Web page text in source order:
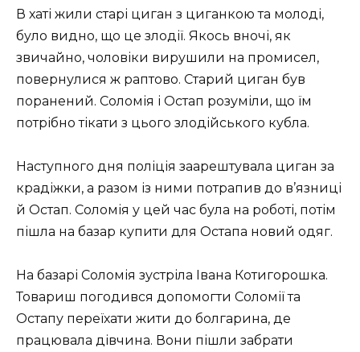
В хаті жили старі циган з циганкою та молоді,
було видно, що це злодії. Якось вночі, як
звичайно, чоловіки вирушили на промисел,
повернулися ж раптово. Старий циган був
поранений. Соломія і Остап розуміли, що їм
потрібно тікати з цього злодійського кубла.
Наступного дня поліція заарештувала циган за
крадіжки, а разом із ними потрапив до в’язниці
й Остап. Соломія у цей час була на роботі, потім
пішла на базар купити для Остапа новий одяг.
На базарі Соломія зустріла Івана Котигорошка.
Товариш погодився допомогти Соломії та
Остапу переїхати жити до болгарина, де
працювала дівчина. Вони пішли забрати